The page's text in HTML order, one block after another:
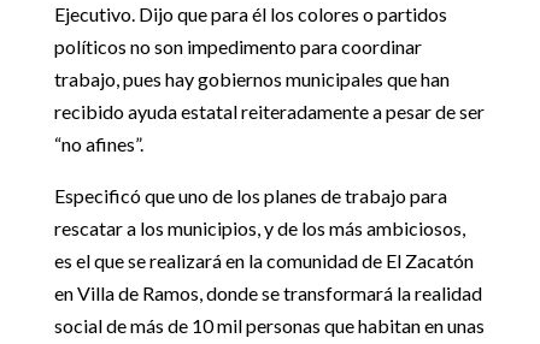
Ejecutivo. Dijo que para él los colores o partidos
políticos no son impedimento para coordinar
trabajo, pues hay gobiernos municipales que han
recibido ayuda estatal reiteradamente a pesar de ser
“no afines”.
Especificó que uno de los planes de trabajo para
rescatar a los municipios, y de los más ambiciosos,
es el que se realizará en la comunidad de El Zacatón
en Villa de Ramos, donde se transformará la realidad
social de más de 10 mil personas que habitan en unas